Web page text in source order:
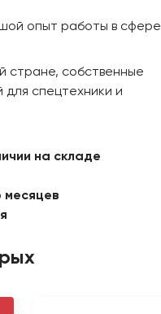
опыт работы в сфере
стране, собственные
спецтехники и
на складе
месяцев